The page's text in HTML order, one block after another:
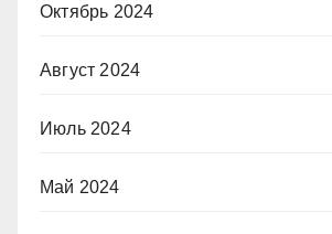
Октябрь 2024
Август 2024
Июль 2024
Май 2024